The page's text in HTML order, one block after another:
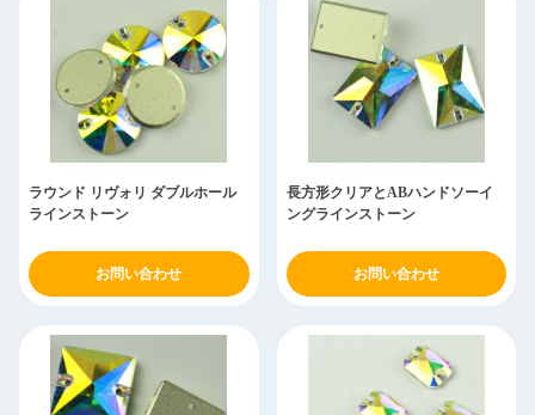
ラウンド リヴォリ ダブルホール
ラインストーン
お問い合わせ
長方形クリアとABハンドソーイ
ングラインストーン
お問い合わせ